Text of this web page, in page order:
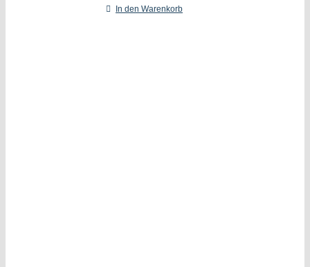
In den Warenkorb